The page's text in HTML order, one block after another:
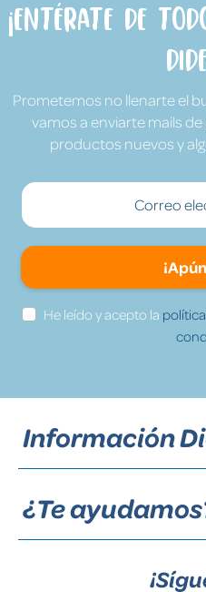
¡Entérate de
Prometemos no llenarte el
vamos a enviarte mails
productos nuevos y
He leído y acepto la
Información
¿Te